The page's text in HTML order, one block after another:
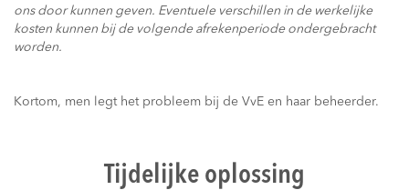
ons door kunnen geven. Eventuele verschillen in de werkelijke
kosten kunnen bij de volgende afrekenperiode ondergebracht
worden.
Kortom, men legt het probleem bij de VvE en haar beheerder.
Tijdelijke oplossing